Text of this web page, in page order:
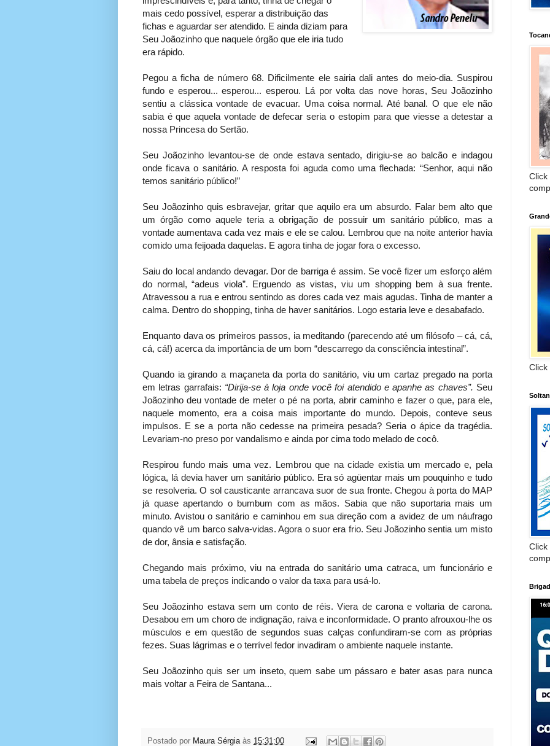
mais cedo possível, esperar a distribuição das
fichas e aguardar ser atendido. E ainda diziam para
Seu Joãozinho que naquele órgão que ele iria tudo
era rápido.
Pegou a ficha de número 68. Dificilmente ele sairia dali antes do meio-dia. Suspirou
fundo e esperou... esperou... esperou. Lá por volta das nove horas, Seu Joãozinho
sentiu a clássica vontade de evacuar. Uma coisa normal. Até banal. O que ele não
sabia é que aquela vontade de defecar seria o estopim para que viesse a detestar a
nossa Princesa do Sertão.
Seu Joãozinho levantou-se de onde estava sentado, dirigiu-se ao balcão e indagou
onde ficava o sanitário. A resposta foi aguda como uma flechada: “Senhor, aqui não
temos sanitário público!”
Seu Joãozinho quis esbravejar, gritar que aquilo era um absurdo. Falar bem alto que
um órgão como aquele teria a obrigação de possuir um sanitário público, mas a
vontade aumentava cada vez mais e ele se calou. Lembrou que na noite anterior havia
comido uma feijoada daquelas. E agora tinha de jogar fora o excesso.
Saiu do local andando devagar. Dor de barriga é assim. Se você fizer um esforço além
do normal, “adeus viola”. Erguendo as vistas, viu um shopping bem à sua frente.
Atravessou a rua e entrou sentindo as dores cada vez mais agudas. Tinha de manter a
calma. Dentro do shopping, tinha de haver sanitários. Logo estaria leve e desabafado.
Enquanto dava os primeiros passos, ia meditando (parecendo até um filósofo – cá, cá,
cá, cá!) acerca da importância de um bom “descarrego da consciência intestinal”.
Quando ia girando a maçaneta da porta do sanitário, viu um cartaz pregado na porta
em letras garrafais: “Dirija-se à loja onde você foi atendido e apanhe as chaves”. Seu
Joãozinho deu vontade de meter o pé na porta, abrir caminho e fazer o que, para ele,
naquele momento, era a coisa mais importante do mundo. Depois, conteve seus
impulsos. E se a porta não cedesse na primeira pesada? Seria o ápice da tragédia.
Levariam-no preso por vandalismo e ainda por cima todo melado de cocô.
Respirou fundo mais uma vez. Lembrou que na cidade existia um mercado e, pela
lógica, lá devia haver um sanitário público. Era só agüentar mais um pouquinho e tudo
se resolveria. O sol causticante arrancava suor de sua fronte. Chegou à porta do MAP
já quase apertando o bumbum com as mãos. Sabia que não suportaria mais um
minuto. Avistou o sanitário e caminhou em sua direção com a avidez de um náufrago
quando vê um barco salva-vidas. Agora o suor era frio. Seu Joãozinho sentia um misto
de dor, ânsia e satisfação.
Chegando mais próximo, viu na entrada do sanitário uma catraca, um funcionário e
uma tabela de preços indicando o valor da taxa para usá-lo.
Seu Joãozinho estava sem um conto de réis. Viera de carona e voltaria de carona.
Desabou em um choro de indignação, raiva e inconformidade. O pranto afrouxou-lhe os
músculos e em questão de segundos suas calças confundiram-se com as próprias
fezes. Suas lágrimas e o terrível fedor invadiram o ambiente naquele instante.
Seu Joãozinho quis ser um inseto, quem sabe um pássaro e bater asas para nunca
mais voltar a Feira de Santana...
Postado por Maura Sérgia às 15:31:00
Click
Click
Click